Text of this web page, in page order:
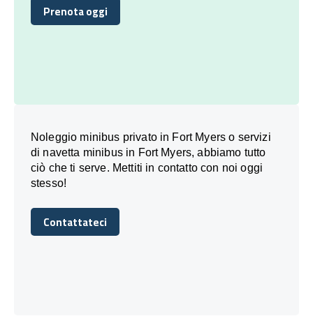
Prenota oggi
Prenota oggi
Noleggio minibus privato in Fort Myers o servizi
di navetta minibus in Fort Myers, abbiamo tutto
ciò che ti serve. Mettiti in contatto con noi oggi
stesso!
Contattateci
Contattateci